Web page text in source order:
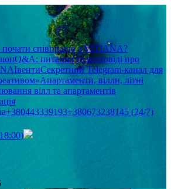
почати співпрацю з VITIANA?
Q&A: питання та відповіді про
ІвентиСекретний Telegram-канал для
Апартаменти, вілли, літні
вілл та апартаментів
+380443339193+380673238145 (24/7)